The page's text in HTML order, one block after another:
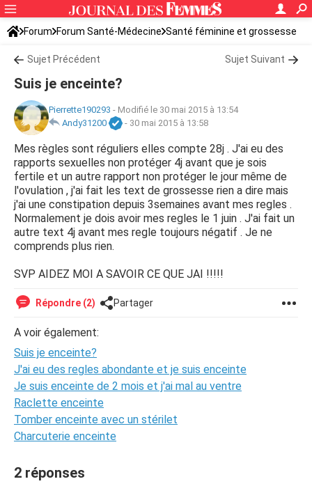
Forum Forum Santé-Médecine Santé féminine et grossesse
Sujet Précédent Sujet Suivant
Suis je enceinte?
Pierrette190293 - Modifié le 30 mai 2015 à 13:54
Andy31200
- 30 mai 2015 à 13:58
Mes règles sont réguliers elles compte 28j . J'ai eu des
rapports sexuelles non protéger 4j avant que je sois
fertile et un autre rapport non protéger le jour même de
l'ovulation , j'ai fait les text de grossesse rien a dire mais
j'ai une constipation depuis 3semaines avant mes regles .
Normalement je dois avoir mes regles le 1 juin . J'ai fait un
autre text 4j avant mes regle toujours négatif . Je ne
comprends plus rien.
SVP AIDEZ MOI A SAVOIR CE QUE JAI !!!!!
Répondre (2) Partager
A voir également:
Suis je enceinte?
J'ai eu des regles abondante et je suis enceinte
Je suis enceinte de 2 mois et j'ai mal au ventre
Raclette enceinte
Tomber enceinte avec un stérilet
Charcuterie enceinte
2 réponses